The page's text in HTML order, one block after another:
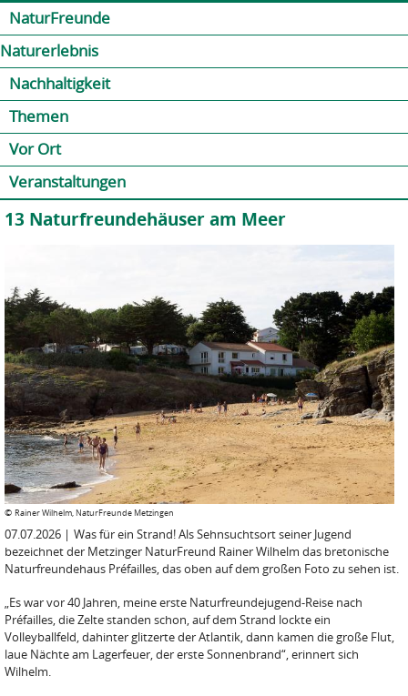
NaturFreunde
Naturerlebnis
Nachhaltigkeit
Themen
Vor Ort
Veranstaltungen
13 Naturfreundehäuser am Meer
© Rainer Wilhelm, NaturFreunde Metzingen
07.07.2026 | Was für ein Strand! Als Sehnsuchtsort seiner Jugend
bezeichnet der Metzinger NaturFreund Rainer Wilhelm das bretonische
Naturfreundehaus Préfailles, das oben auf dem großen Foto zu sehen ist.
„Es war vor 40 Jahren, meine erste Naturfreundejugend-Reise nach
Préfailles, die Zelte standen schon, auf dem Strand lockte ein
Volleyballfeld, dahinter glitzerte der Atlantik, dann kamen die große Flut,
laue Nächte am Lagerfeuer, der erste Sonnenbrand“, erinnert sich
Wilhelm.